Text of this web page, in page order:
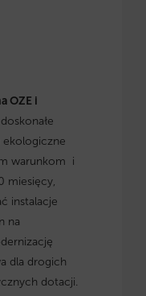
OZE i
ekologiczne
warunkom i
miesięcy,
instalacje
na
dla drogich
dotacji.